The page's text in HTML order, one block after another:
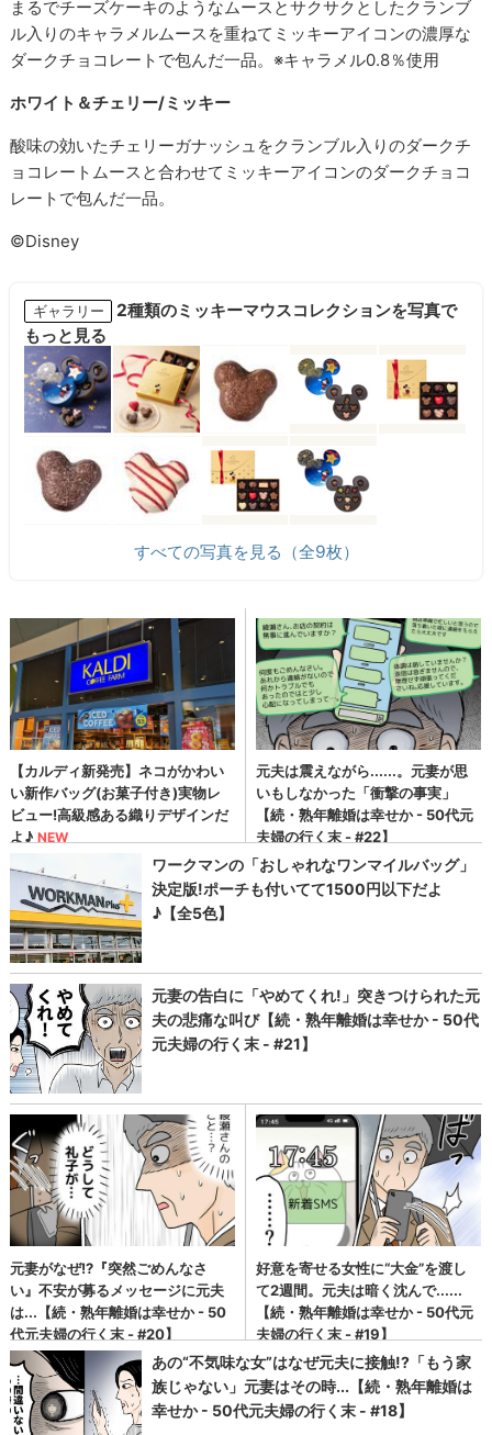
まるでチーズケーキのようなムースとサクサクとしたクランブ
ル入りのキャラメルムースを重ねてミッキーアイコンの濃厚な
ダークチョコレートで包んだ一品。※キャラメル0.8％使用
ホワイト＆チェリー/ミッキー
酸味の効いたチェリーガナッシュをクランブル入りのダークチ
ョコレートムースと合わせてミッキーアイコンのダークチョコ
レートで包んだ一品。
©Disney
ギャラリー
2種類のミッキーマウスコレクションを写真で
もっと見る
すべての写真を見る（全9枚）